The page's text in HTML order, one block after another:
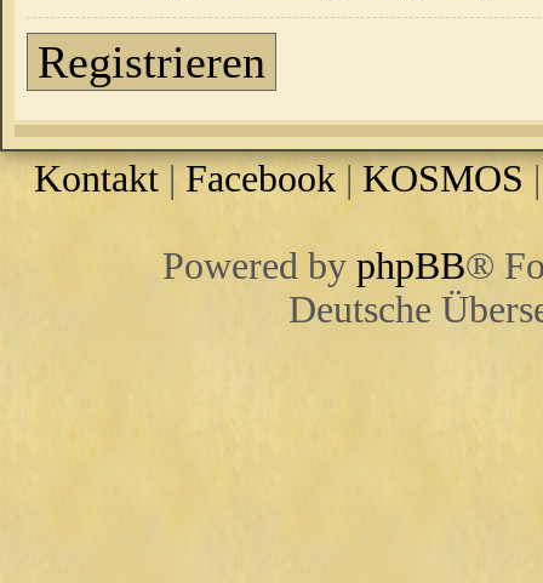
Registrieren
Kontakt | Facebook |KOSMOS
Powered by phpBB®
Deutsche